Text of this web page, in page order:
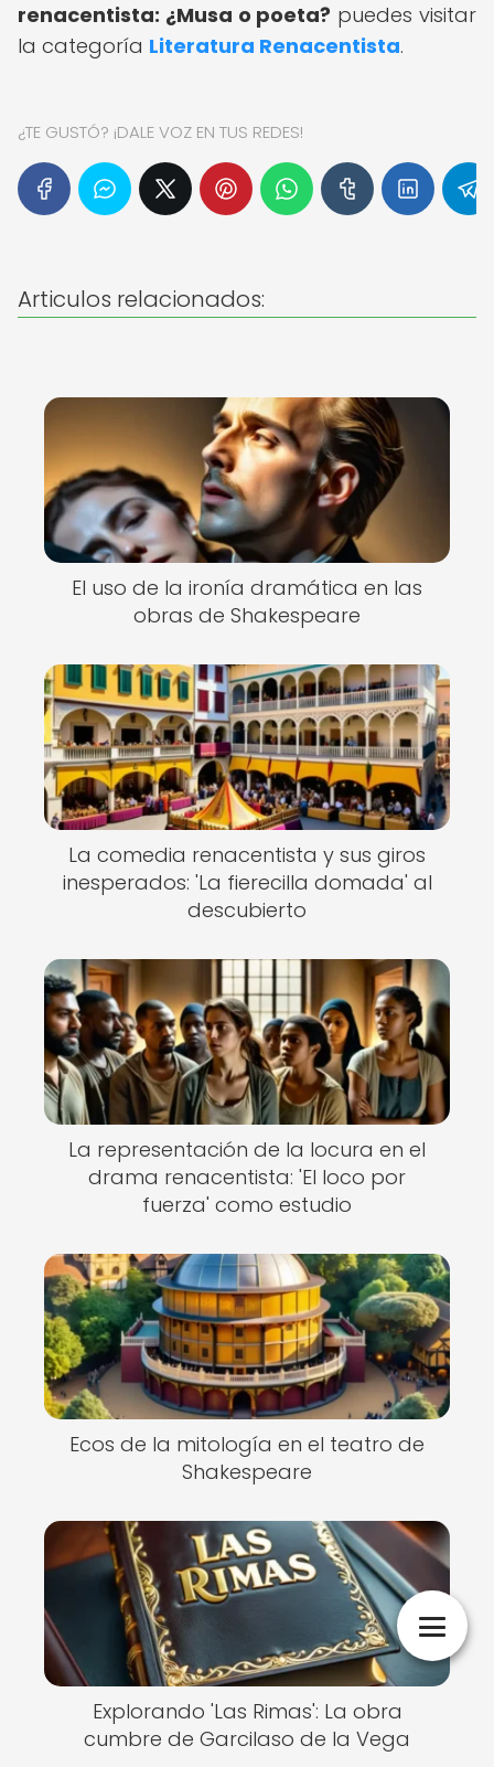
renacentista: ¿Musa o poeta? puedes visitar
la categoría Literatura Renacentista.
¿TE GUSTÓ? ¡DALE VOZ EN TUS REDES!
Articulos relacionados:
El uso de la ironía dramática en las
obras de Shakespeare
La comedia renacentista y sus giros
inesperados: 'La fierecilla domada' al
descubierto
La representación de la locura en el
drama renacentista: 'El loco por
fuerza' como estudio
Ecos de la mitología en el teatro de
Shakespeare
Explorando 'Las Rimas': La obra
cumbre de Garcilaso de la Vega